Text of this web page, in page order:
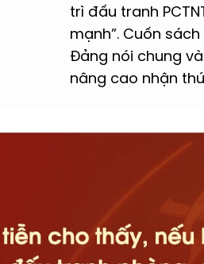
trì đấu tranh
mạnh”. Cuốn
Đảng nói chung
nâng cao nhận